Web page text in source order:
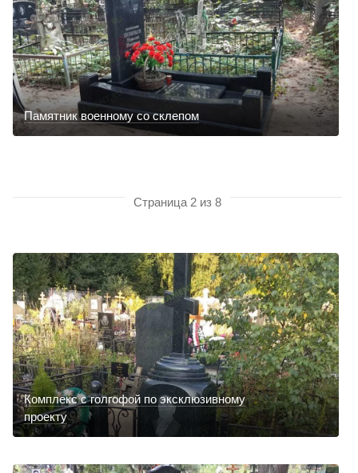
Памятник военному со склепом
Страница 2 из 8
Комплекс с голгофой по эксклюзивному
проекту